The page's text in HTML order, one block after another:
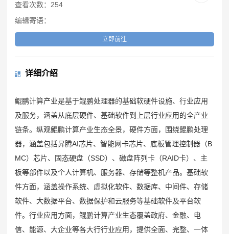
查看次数：254
编辑寄语：
立即前往
详细介绍
鲲鹏计算产业是基于鲲鹏处理器的基础软硬件设施、行业应用
及服务，涵盖从底层硬件、基础软件到上层行业应用的全产业
链条。纵观鲲鹏计算产业生态全景，硬件方面，围绕鲲鹏处理
器，涵盖包括昇腾AI芯片、智能网卡芯片、底板管理控制器（B
MC）芯片、固态硬盘（SSD）、磁盘阵列卡（RAID卡）、主
板等部件以及个人计算机、服务器、存储等整机产品。基础软
件方面，涵盖操作系统、虚拟化软件、数据库、中间件、存储
软件、大数据平台、数据保护和云服务等基础软件及平台软
件。行业应用方面，鲲鹏计算产业生态覆盖政府、金融、电
信、能源、大企业等各大行行业应用，提供全面、完整、一体